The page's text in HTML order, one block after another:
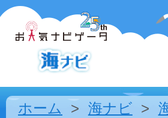
ホーム 海ナビ